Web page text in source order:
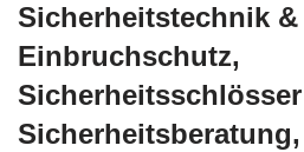
Sicherheitstechnik &
Einbruchschutz,
Sicherheitsberatung,